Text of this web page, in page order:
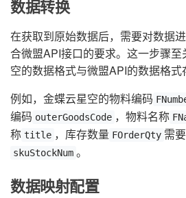
数据转换
在获取到原始数据后，需要对数据
合微盟API接口的要求。这一步骤
空的数据格式与微盟API的数据格式
例如，金蝶云星空的物料编码
编码 outerGoodsCode ，物料名称
称 title ，库存数量 FOrderQty 需
skuStockNum 。
数据映射配置